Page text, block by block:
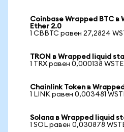
Coinbase Wrapped BTC в
Ether 2.0
1 CBBTC равен 27,2824
TRON в Wrapped liquid
1 TRX равен 0,000138
Chainlink Token в
1 LINK равен 0,003481
Solana в Wrapped liquid
1 SOL равен 0,030878